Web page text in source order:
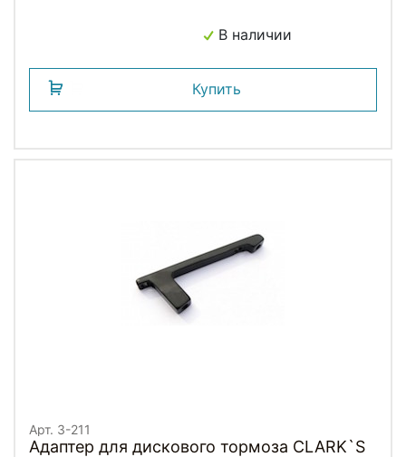
В наличии
Купить
Арт. 3-211
Адаптер для дискового тормоза CLARK`S